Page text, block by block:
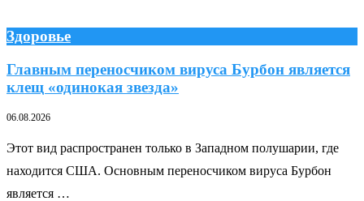
Здоровье
Главным переносчиком вируса Бурбон является
клещ «одинокая звезда»
06.08.2026
Этот вид распространен только в Западном полушарии, где
находится США. Основным переносчиком вируса Бурбон
является …